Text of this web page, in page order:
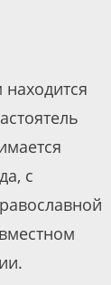
с